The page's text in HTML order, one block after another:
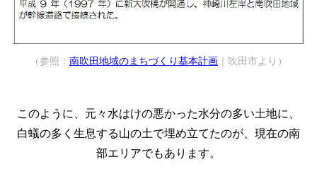
（参照： 南吹田地域のまちづくり基本計画 ｜吹田市より）
このように、元々水はけの悪かった水分の多い土地に、
白蟻の多く生息する山の土で埋め立てたのが、現在の南
部エリアでもあります。